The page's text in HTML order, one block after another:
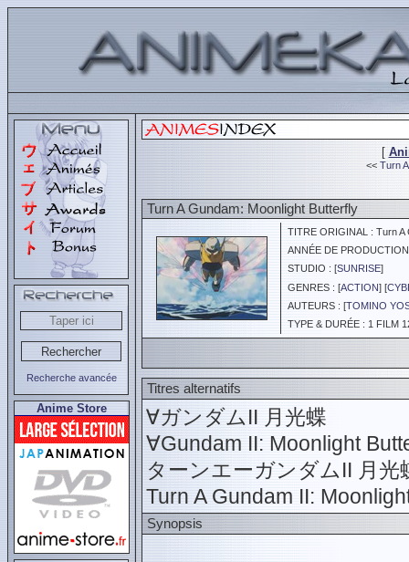
Recherche avancée
Anime Store
[
<< Turn
Turn A Gundam: Moonlight Butterfly
TITRE ORIGINAL : Turn
ANNÉE DE
STUDIO : [SUNRISE]
GENRES : [ACTION] [
AUTEURS : [TOMINO
TYPE & DURÉE : 1 FILM
Titres alternatifs
∀ガンダムII 月光蝶
∀Gundam II: Moonlight
ターンエーガンダムII 月光
Turn A Gundam II:
Synopsis